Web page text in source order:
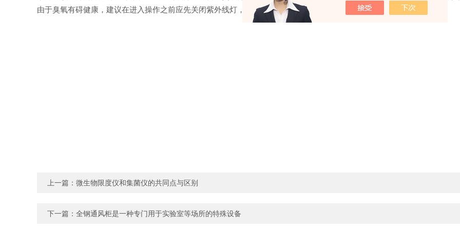
由于臭氧有碍健康，建议在进入操作之前应先关闭紫外线灯，10分钟后即可入内。
上一篇： 微生物限度仪和集菌仪的共同点与区别
下一篇： 全钢通风柜是一种专门用于实验室等场所的特殊设备